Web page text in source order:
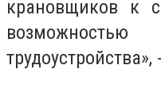
крановщиков к